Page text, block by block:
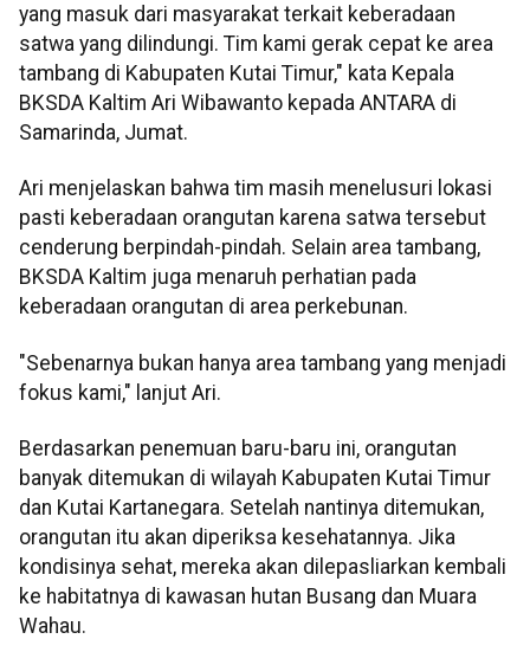
yang masuk dari masyarakat terkait keberadaan
satwa yang dilindungi. Tim kami gerak cepat ke area
tambang di Kabupaten Kutai Timur," kata Kepala
BKSDA Kaltim Ari Wibawanto kepada ANTARA di
Samarinda, Jumat.
Ari menjelaskan bahwa tim masih menelusuri lokasi
pasti keberadaan orangutan karena satwa tersebut
cenderung berpindah-pindah. Selain area tambang,
BKSDA Kaltim juga menaruh perhatian pada
keberadaan orangutan di area perkebunan.
"Sebenarnya bukan hanya area tambang yang menjadi
fokus kami," lanjut Ari.
Berdasarkan penemuan baru-baru ini, orangutan
banyak ditemukan di wilayah Kabupaten Kutai Timur
dan Kutai Kartanegara. Setelah nantinya ditemukan,
orangutan itu akan diperiksa kesehatannya. Jika
kondisinya sehat, mereka akan dilepasliarkan kembali
ke habitatnya di kawasan hutan Busang dan Muara
Wahau.